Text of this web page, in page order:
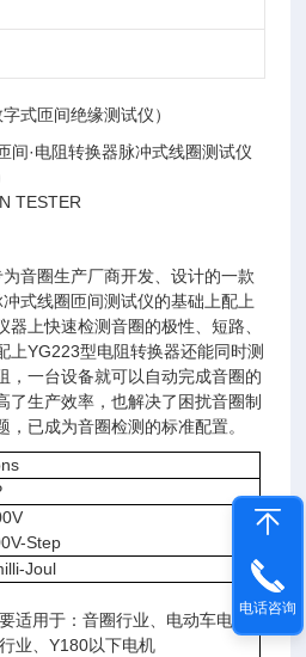
字式匝间绝缘测试仪）
TESTER
为音圈生产厂商开发、设计的一款
式线圈匝间测试仪的基础上配上
上快速检测音圈的极性、短路、
上YG223型电阻转换器还能同时测
，一台设备就可以自动完成音圈的
了生产效率，也解决了困扰音圈制
已成为音圈检测的标准配置。
Step
Joul
于：音圈行业、电动车电
业、Y180以下电机
电话咨询